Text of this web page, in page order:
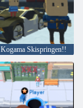
Kogama Skispringen!!